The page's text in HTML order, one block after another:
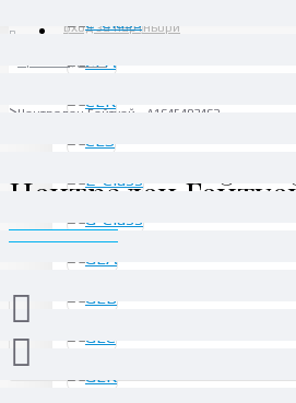
Вход за партньори
Централен Гейтуей - A1645403462
Централен